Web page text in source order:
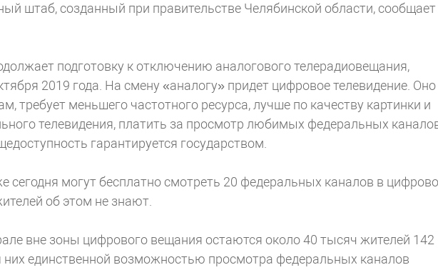
штаб, созданный при правительстве Челябинской области, сообщает
подготовку к отключению аналогового телерадиовещания,
2019 года. На смену «аналогу» придет цифровое телевидение. Оно
требует меньшего частотного ресурса, лучше по качеству картинки и
телевидения, платить за просмотр любимых федеральных
гарантируется государством.
сегодня могут бесплатно смотреть 20 федеральных каналов в
об этом не знают.
вне зоны цифрового вещания остаются около 40 тысяч жителей 142
них единственной возможностью просмотра федеральных каналов